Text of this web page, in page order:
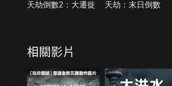
天劫倒數2：大遷徙 天劫：末日倒數
相關影片